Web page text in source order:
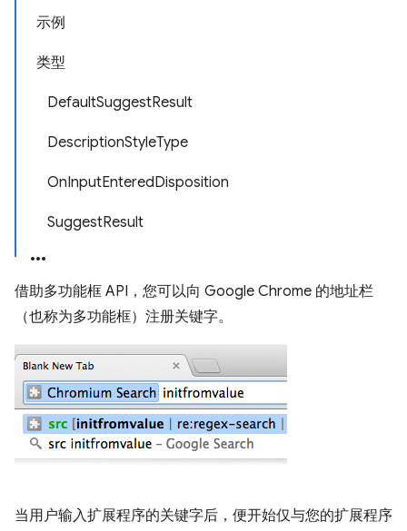
示例
类型
DefaultSuggestResult
DescriptionStyleType
OnInputEnteredDisposition
SuggestResult
借助多功能框 API，您可以向 Google Chrome 的地址栏
（也称为多功能框）注册关键字。
当用户输入扩展程序的关键字后，便开始仅与您的扩展程序